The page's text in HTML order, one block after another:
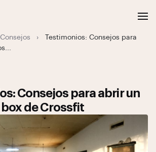
Consejos ›
Testimonios: Consejos para
Consejos para abrir un
box de Crossfit